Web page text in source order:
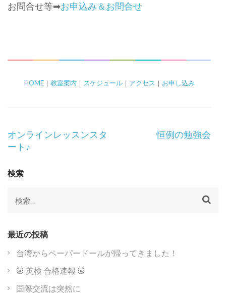
お問合せ等➡お申込み＆お問合せ
HOME｜ 教室案内 ｜ スケジュール｜ アクセス ｜ お申し込み
投
稿
ビ
ゲ
ー
シ
ン
オンラインレッスンスタ
ート♪
恒例の勉強会
検索
検
最近の投稿
台湾からペーパードールが帰ってきました！
🌸 英検 合格速報 🌸
国際交流は突然に